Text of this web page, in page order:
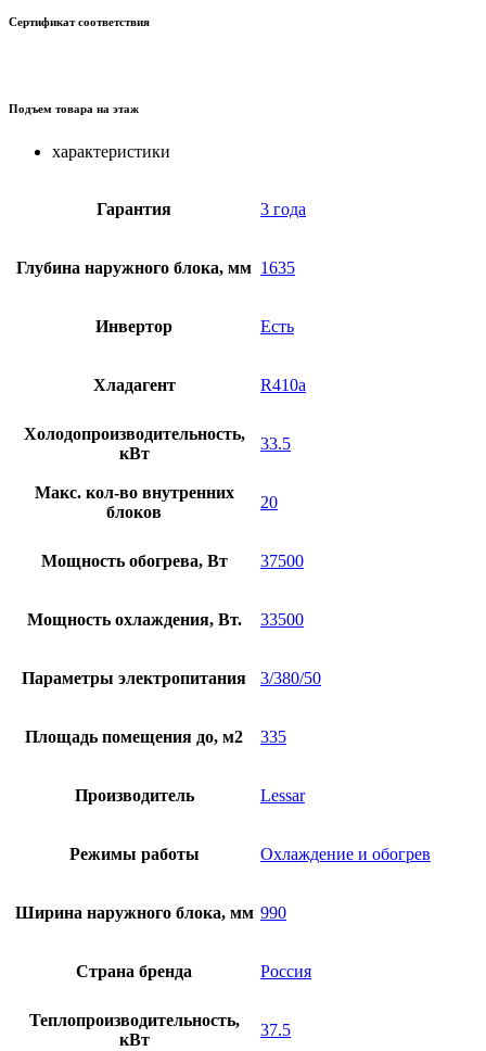
Сертификат соответствия
Подъем товара на этаж
характеристики
Гарантия 3 года
Глубина наружного блока, мм 1635
Инвертор Есть
Хладагент R410a
Холодопроизводительность,
кВт
33.5
Макс. кол-во внутренних
блоков
20
Мощность обогрева, Вт 37500
Мощность охлаждения, Вт. 33500
Параметры электропитания 3/380/50
Площадь помещения до, м2 335
Производитель Lessar
Режимы работы Охлаждение и обогрев
Ширина наружного блока, мм 990
Страна бренда Россия
Теплопроизводительность,
кВт
37.5